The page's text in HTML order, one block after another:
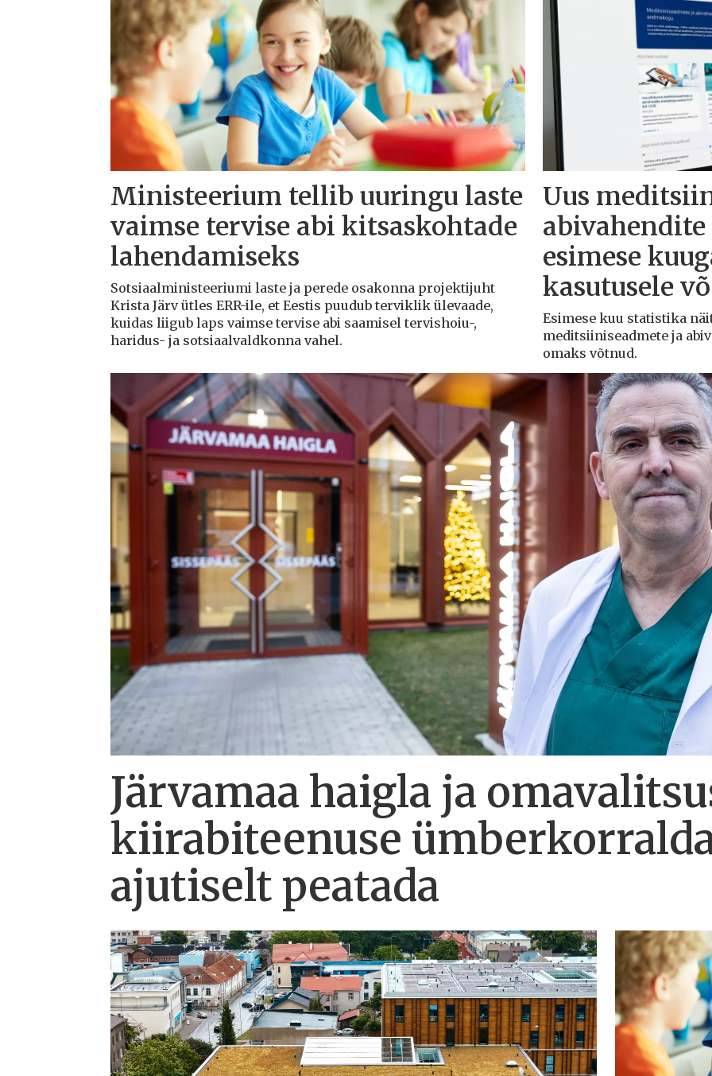
Ministeerium tellib uuringu laste
vaimse tervise abi kitsaskohtade
lahendamiseks
Sotsiaalministeeriumi laste ja perede osakonna projektijuht
Krista Järv ütles ERR-ile, et Eestis puudub terviklik ülevaade,
kuidas liigub laps vaimse tervise abi saamisel tervishoiu-,
haridus- ja sotsiaalvaldkonna vahel.
Uus
esimese
kasutusele
Esimese kuu statistika
meditsiiniseadmete ja
omaks võtnud.
Järvamaa haigla ja
kiirabiteenuse
ajutiselt peatada